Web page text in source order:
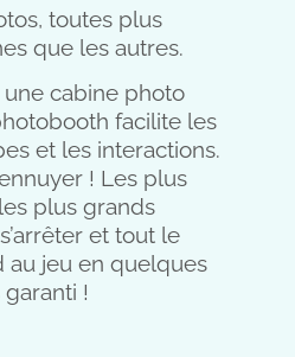
toutes plus
que les autres.
cabine photo
facilite les
et les interactions.
! Les plus
plus grands
et tout le
au jeu en quelques
!